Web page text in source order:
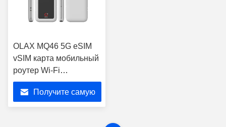
OLAX MQ46 5G eSIM
vSIM карта мобильный
роутер Wi-Fi
портативный
беспроводный 5G LTE
карманный роутер Wi-
Получите самую